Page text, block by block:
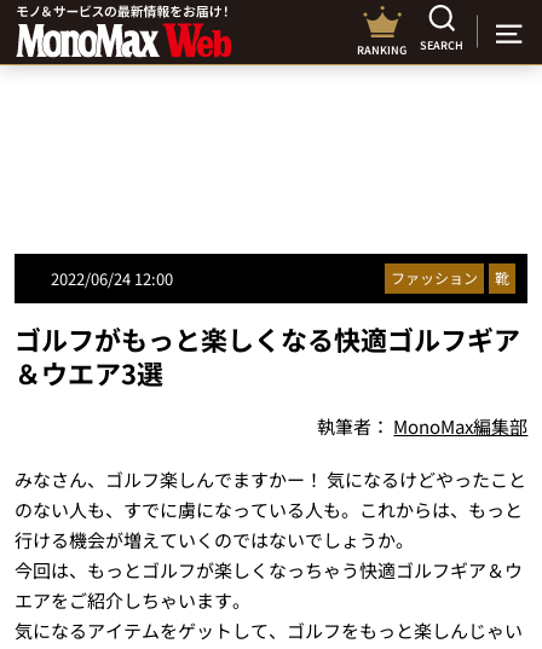
RANKING SEARCH
2022/06/24 12:00 ファッション 靴
ゴルフがもっと楽しくなる快適ゴルフギア
＆ウエア3選
執筆者： MonoMax編集部
みなさん、ゴルフ楽しんでますかー！ 気になるけどやったこと
のない人も、すでに虜になっている人も。これからは、もっと
行ける機会が増えていくのではないでしょうか。
今回は、もっとゴルフが楽しくなっちゃう快適ゴルフギア＆ウ
エアをご紹介しちゃいます。
気になるアイテムをゲットして、ゴルフをもっと楽しんじゃい